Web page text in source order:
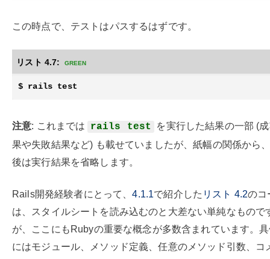
この時点で、テストはパスするはずです。
リスト 4.7: green
注意: これまでは rails test
を実行した結果の一部 (
果や失敗結果など) も載せていましたが、紙幅の関係から
後は実行結果を省略します。
Rails開発経験者にとって、4.1.1で紹介した リスト 4.2のコ
は、スタイルシートを読み込むのと大差ない単純なもので
が、ここにもRubyの重要な概念が多数含まれています。
にはモジュール、メソッド定義、任意のメソッド引数、コ